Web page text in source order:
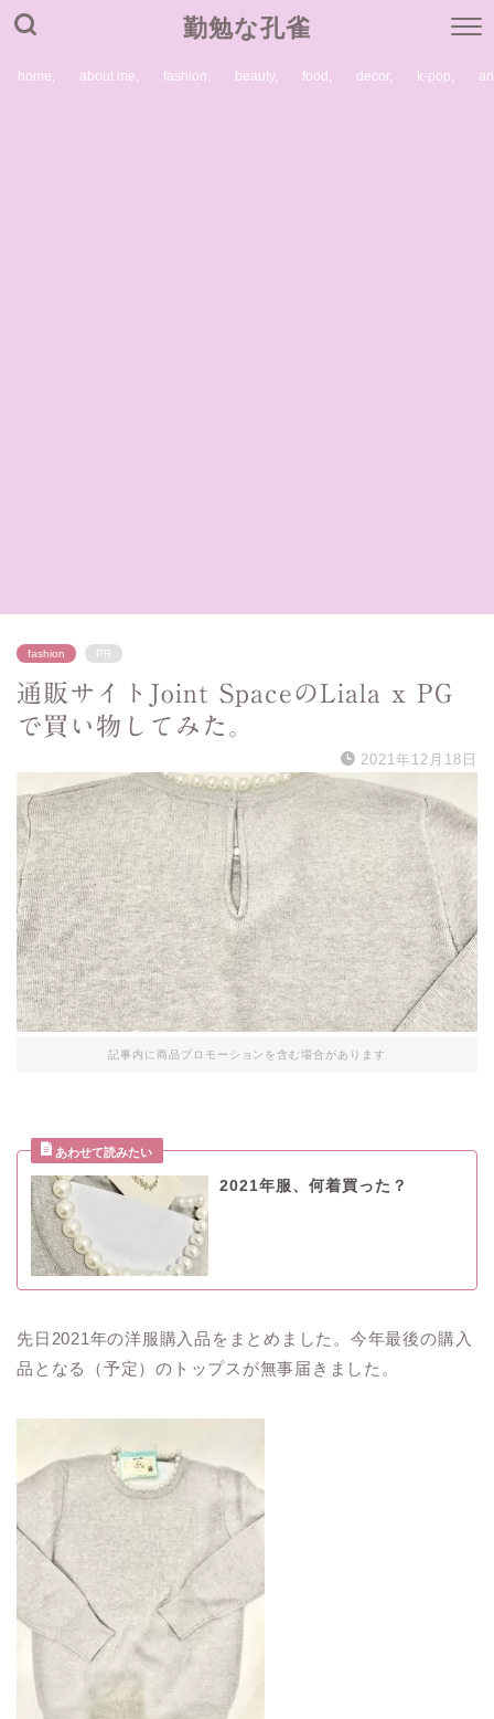
勤勉な孔雀
home, about me, fashion, beauty, food, decor, k-pop,
fashion PR
通販サイトJoint SpaceのLiala x PG
で買い物してみた。
2021年12月18日
記事内に商品プロモーションを含む場合があります
2021年服、何着買った？
先日2021年の洋服購入品をまとめました。今年最後の購入
品となる（予定）のトップスが無事届きました。